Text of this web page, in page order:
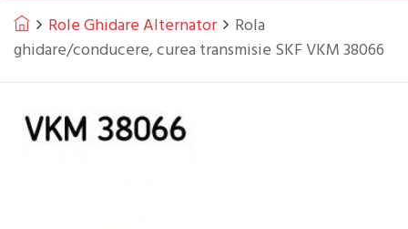
Role Ghidare Alternator
Rola
ghidare/conducere, curea transmisie SKF VKM 38066